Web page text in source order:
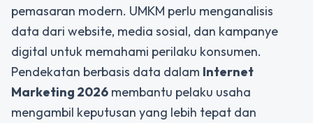
pemasaran modern. UMKM perlu menganalisis
data dari website, media sosial, dan kampanye
digital untuk memahami perilaku konsumen.
Pendekatan berbasis data dalam Internet
Marketing 2026 membantu pelaku usaha
mengambil keputusan yang lebih tepat dan